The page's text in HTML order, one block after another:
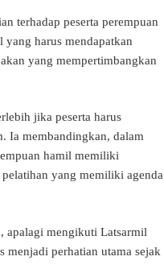
terhadap peserta perempuan
harus mendapatkan
yang mempertimbangkan
jika peserta harus
Ia membandingkan, dalam
hamil memiliki
yang memiliki agenda
apalagi mengikuti Latsarmil
menjadi perhatian utama sejak